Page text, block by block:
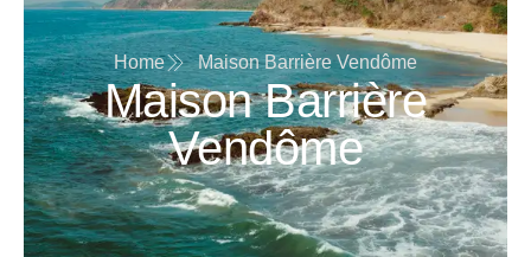
Home Maison Barrière Vendôme
Maison Barrière
Vendôme